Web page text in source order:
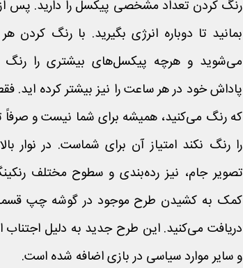
رنگ کردن تعداد مشخصی پیکسل را دارید. پس از
بمانید تا دوباره انرژی بگیرید. با رنگ
می‌شوید و هرچه پیکسل‌های بیشتری را رنگ
پاداش خود در هر ساعت را نیز بیشتر کرده اید.
که رنگ می‌کنید، همیشه برای شما نیست و
را رنگ نکند امتیاز آن برای شماست. در
تصویر جام، نیز رده‌بندی و سطوح مختلف
کمک به کشیدن طرح موجود در گوشه چپ قسمت
دریافت می‌کنید. این طرح جدید به دلیل
و سایر موارد سیاسی در بازی اضافه شده است.